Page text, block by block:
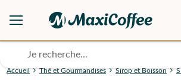
Accueil Thé et Gourmandises Sirop et Boisson